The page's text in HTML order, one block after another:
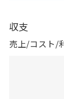
収支
売上/コスト/